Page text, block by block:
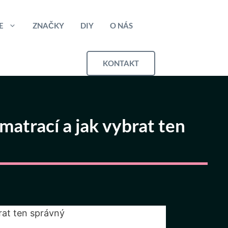
ZNAČKY DIY O NÁS
KONTAKT
a jak vybrat ten
ten správný